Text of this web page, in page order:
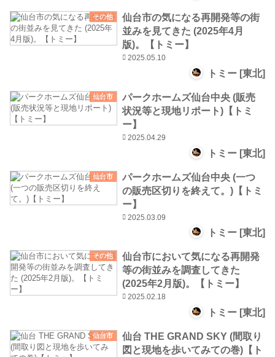
その他
仙台市の気になる再開発等の街
並みを見てきた (2025年4月
版)。【トミー】
2025.05.10
トミー [東北]
仙台市
パークホームズ仙台中央 (販売
状況等と現地リポート)【トミ
ー】
2025.04.29
トミー [東北]
仙台市
パークホームズ仙台中央 (一つ
の販売区切りを終えて。)【トミ
ー】
2025.03.09
トミー [東北]
その他
仙台市において気になる再開発
等の街並みを調査してきた
(2025年2月版)。【トミー】
2025.02.18
トミー [東北]
仙台市
仙台 THE GRAND SKY (間取り
図と現地を歩いてみての巻)【ト